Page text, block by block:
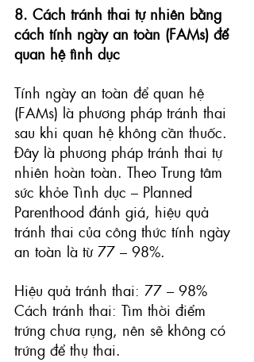
8. Cách tránh thai tự nhiên bằng
cách tính ngày an toàn (FAMs) để
quan hệ tình dục
Tính ngày an toàn để quan hệ
(FAMs) là phương pháp tránh thai
sau khi quan hệ không cần thuốc.
Đây là phương pháp tránh thai tự
nhiên hoàn toàn. Theo Trung tâm
sức khỏe Tình dục – Planned
Parenthood đánh giá, hiệu quả
tránh thai của công thức tính ngày
an toàn là từ 77 – 98%.
Hiệu quả tránh thai: 77 – 98%
Cách tránh thai: Tìm thời điểm
trứng chưa rụng, nên sẽ không có
trứng để thụ thai.